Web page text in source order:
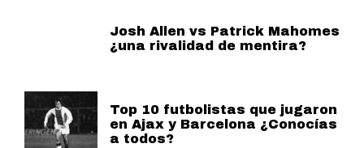
Josh Allen vs Patrick Mahomes
¿una rivalidad de mentira?
Top 10 futbolistas que jugaron
en Ajax y Barcelona ¿Conocías
a todos?